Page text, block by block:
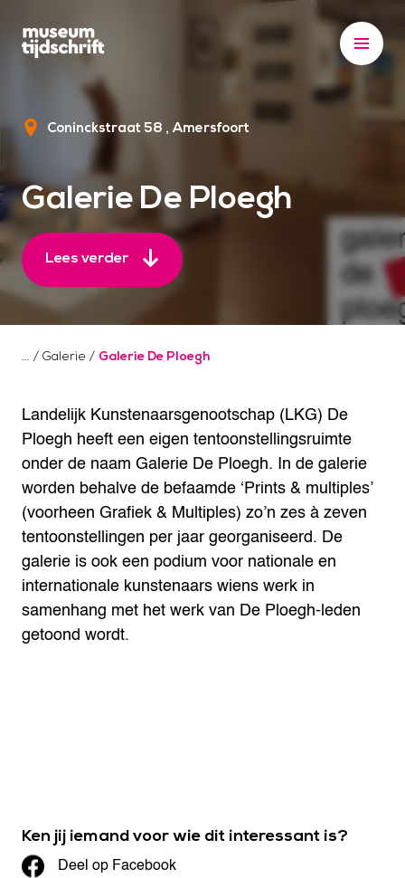
o
o
n
t
e
Coninckstraat 58 Amersfoort
Galerie De Ploegh
Lees verder
/ Galerie / Galerie De Ploegh
Landelijk Kunstenaarsgenootschap (LKG) De
Ploegh heeft een eigen tentoonstellingsruimte
onder de naam Galerie De Ploegh. In de galerie
worden behalve de befaamde ‘Prints & multiples’
(voorheen Grafiek & Multiples) zo’n zes à zeven
tentoonstellingen per jaar georganiseerd. De
galerie is ook een podium voor nationale en
internationale kunstenaars wiens werk in
samenhang met het werk van De Ploegh-leden
getoond wordt.
Ken jij iemand voor wie dit interessant is?
Deel op Facebook